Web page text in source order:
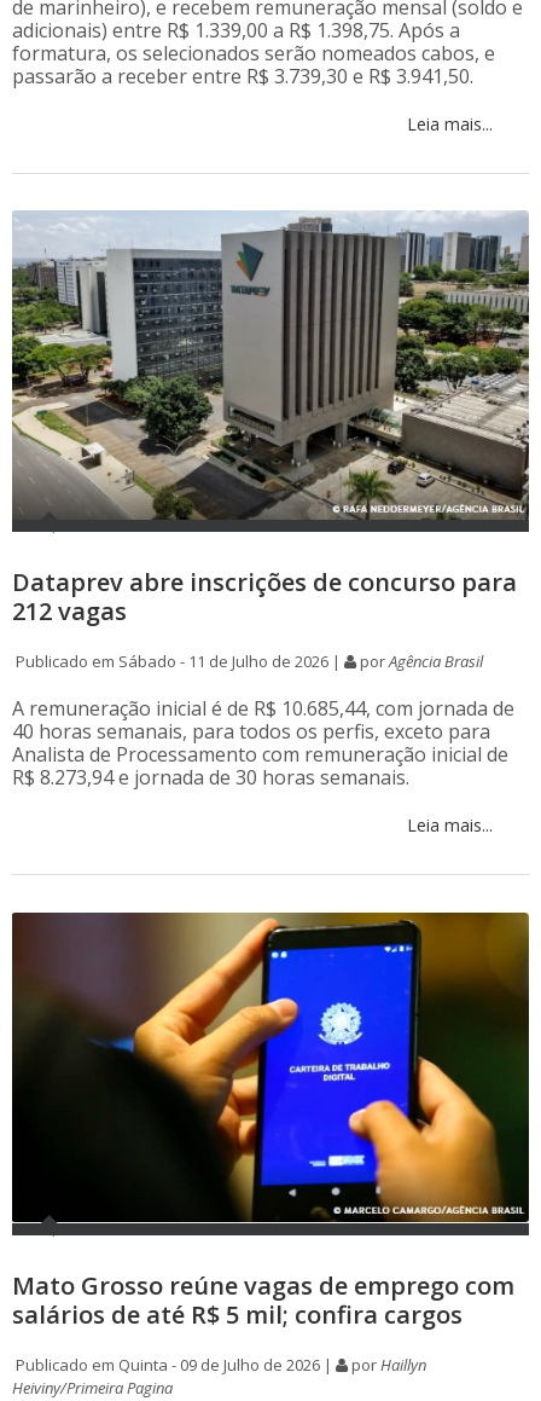
de marinheiro), e recebem remuneração mensal (soldo e
adicionais) entre R$ 1.339,00 a R$ 1.398,75. Após a
formatura, os selecionados serão nomeados cabos, e
passarão a receber entre R$ 3.739,30 e R$ 3.941,50.
Leia mais...
Dataprev abre inscrições de concurso para
212 vagas
Publicado em Sábado - 11 de Julho de 2026 | porAgência Brasil
A remuneração inicial é de R$ 10.685,44, com jornada de
40 horas semanais, para todos os perfis, exceto para
Analista de Processamento com remuneração inicial de
R$ 8.273,94 e jornada de 30 horas semanais.
Leia mais...
Mato Grosso reúne vagas de emprego com
salários de até R$ 5 mil; confira cargos
Publicado em Quinta - 09 de Julho de 2026 | porHaillyn
Heiviny/Primeira Pagina